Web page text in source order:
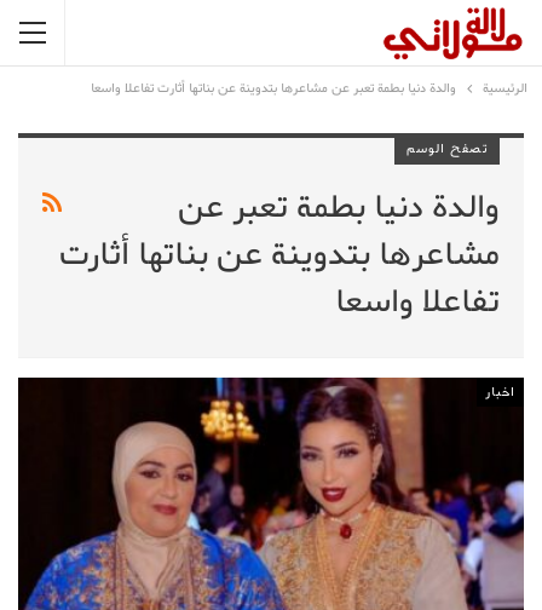
الرئيسية والدة دنيا بطمة تعبر عن مشاعرها بتدوينة عن بناتها أثارت تفاعلا واسعا
تصفح الوسم
والدة دنيا بطمة تعبر عن
مشاعرها بتدوينة عن بناتها أثارت
تفاعلا واسعا
اخبار